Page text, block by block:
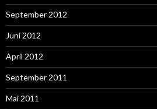
September 2012
Juni 2012
April 2012
September 2011
Mai 2011